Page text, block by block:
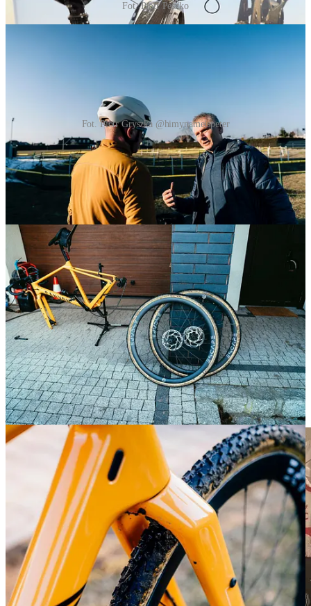
Fot. Piotr Peszko
Fot. Piotr Gryszka @himynameispeter
Linki z odcinka:
Mądre koła Pidcocka:
https://www.cyclingnews.com/features/why-tom-pidcocks-
integrated-pressure-sensor-wheels-might-actually-catch-on/
Nowe opony Spec i Pirelli:
https://www.cyclingnews.com/features/opening-weekend-
tech-gallery-part-1-new-tyres-stacked-stems-and-rebadged-
frames/
Szosowy Mullet:
https://www.cyclingnews.com/features/have-we-just-seen-the-
start-of-road-mullet-wheelsets-at-opening-weekend/
Rowery Beltrami:https://ebikedesign.pl/
Mikrofony Rode Wireless Micro:
https://rode.com/en/microphones/wireless/wireless-micro?
variant_sku=WIMICROC